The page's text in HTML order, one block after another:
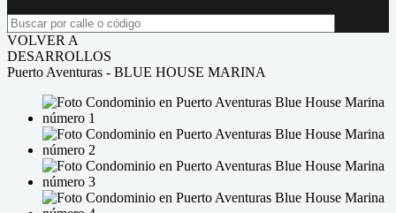
VOLVER A
DESARROLLOS
Puerto Aventuras - BLUE HOUSE MARINA